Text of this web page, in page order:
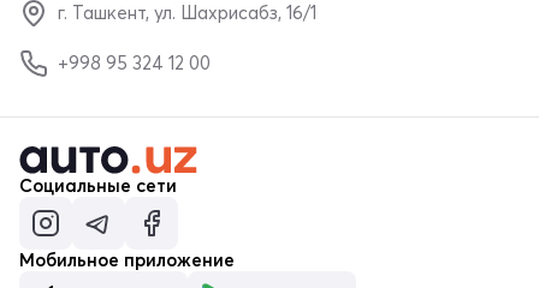
г. Ташкент, ул. Шахрисабз, 16/1
+998 95 324 12 00
Социальные сети
Мобильное приложение